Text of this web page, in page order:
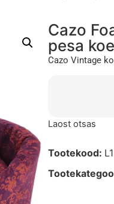
Cazo
pesa
Cazo Vintage
Laost otsas
Tootekood: